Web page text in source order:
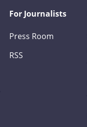
For Journalists
Press Room
RSS